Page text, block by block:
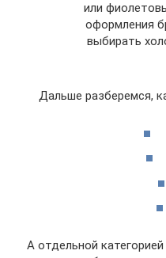
или
оформления
выбирать
Дальше разберемся,
А отдельной